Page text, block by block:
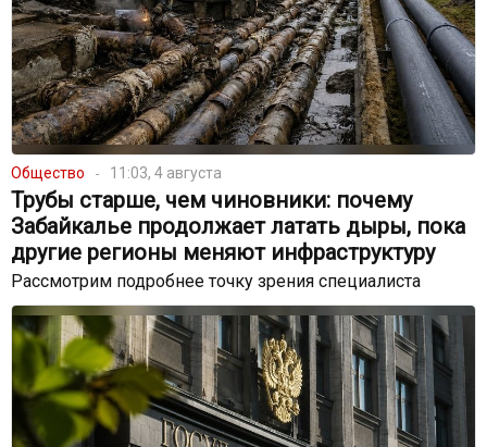
Общество 11:03, 4 августа
Трубы старше, чем чиновники: почему
Забайкалье продолжает латать дыры, пока
другие регионы меняют инфраструктуру
Рассмотрим подробнее точку зрения специалиста